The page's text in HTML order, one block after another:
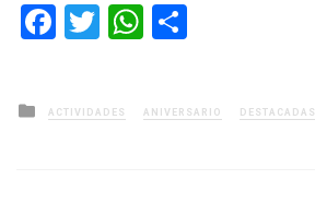
Facebook
TwitterWhatsApp
Posted
in
ACTIVIDADES ANIVERSARIO DESTACADAS